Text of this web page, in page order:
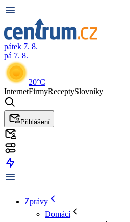
pátek 7. 8.
pá 7. 8.
20°C
InternetFirmyReceptySlovníky
Přihlášení
Zprávy
Domácí